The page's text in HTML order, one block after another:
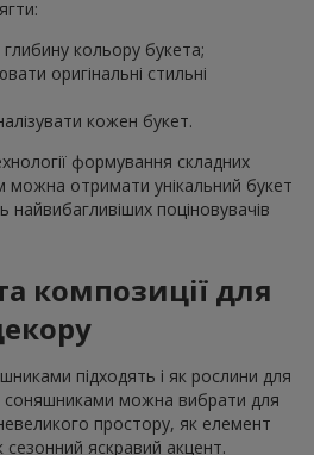
глибину кольору букета;
оригінальні стильні
кожен букет.
формування складних
можна отримати унікальний букет
поціновувачів
композиції для
підходять і як рослини для
соняшниками можна вибрати для
простору, як елемент
яскравий акцент.